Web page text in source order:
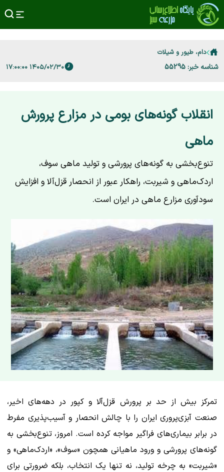
دام، طیور و شیلات
شناسه خبر: 55295 ۱۴۰۵/۰۲/۳۰ ۱۷:۰۰:۰۰
انقلاب گونه‌های بومی در مزارع پرورش
ماهی
تنوع‌بخشی به گونه‌های پرورشی و تولید ماهی سوف،
اردک‌ماهی و شیربت، راهکار عبور از انحصار قزل‌آلا و افزایش
سودآوری مزارع ماهی در ایران است.
تمرکز بیش از حد بر پرورش قزل‌آلا و کپور در دهه‌های اخیر،
صنعت آبزی‌پروری ایران را با چالش انحصار و آسیب‌پذیری مفرط
در برابر بیماری‌های فراگیر مواجه کرده است. امروز، تنوع‌بخشی به
گونه‌های پرورشی و ورود ماهیانی همچون «سوف»، «اردک‌ماهی» و
«شیربت» به چرخه تولید، نه تنها یک انتخاب، بلکه ضرورتی برای